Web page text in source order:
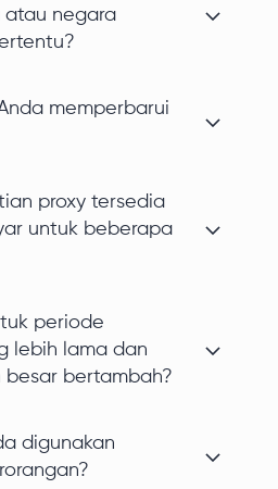
atau negara
memperbarui
proxy tersedia
untuk beberapa
periode
lebih lama dan
besar bertambah?
digunakan